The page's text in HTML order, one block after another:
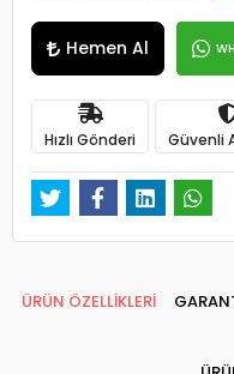
Hemen Al
Hızlı Gönderi Güvenli
ÜRÜN ÖZELLİKLERİ